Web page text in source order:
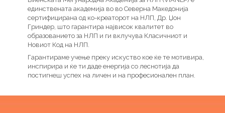
единствената академија во во Северна Македонија
сертифицирана од ко-креаторот на НЛП, Др. Џон
Гриндер, што гарантира највисок квалитет во
образованието за НЛП и ги вклучува Класичниот и
Новиот Код на НЛП.
Гарантираме учење преку искуство кое ќе те мотивира,
инспирира и ќе ти даде енергија со леснотија да
постигнеш успех на личен и на професионален план.